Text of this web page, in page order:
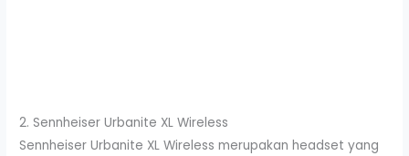
2. Sennheiser Urbanite XL Wireless
Sennheiser Urbanite XL Wireless merupakan headset yang